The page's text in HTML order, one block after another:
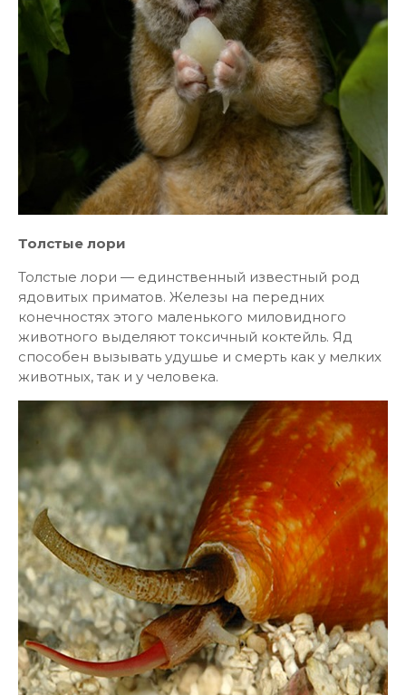
Толстые лори
Толстые лори — единственный известный род
ядовитых приматов. Железы на передних
конечностях этого маленького миловидного
животного выделяют токсичный коктейль. Яд
способен вызывать удушье и смерть как у мелких
животных, так и у человека.